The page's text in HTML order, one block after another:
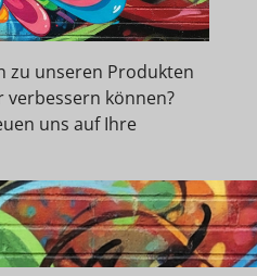
zu unseren Produkten
verbessern können?
uns auf Ihre